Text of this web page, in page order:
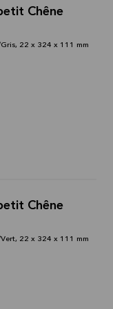
Chêne
22 x 324 x 111 mm
Chêne
22 x 324 x 111 mm